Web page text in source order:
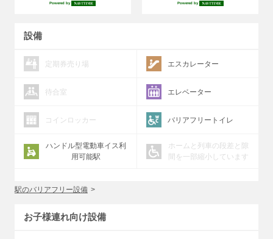
Powered by Powered by
設備
定期券売り場 エスカレーター
待合室 エレベーター
コインロッカー バリアフリートイレ
ハンドル型電動車イス利
用可能駅
ホームと列車の段差と隙
間を一部縮小しています
駅のバリアフリー設備
お子様連れ向け設備